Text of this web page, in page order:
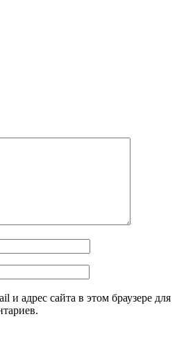
и адрес сайта в этом браузере для